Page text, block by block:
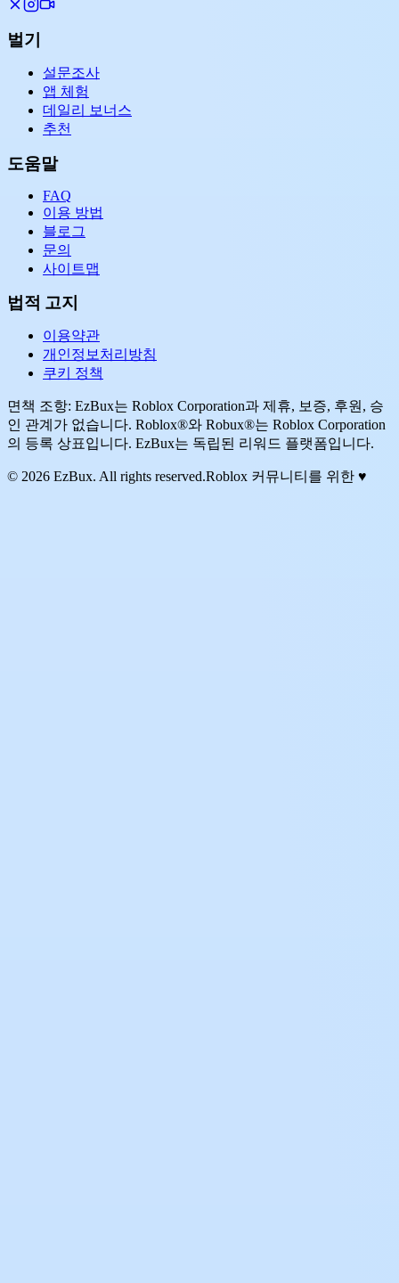
벌기
설문조사
앱 체험
데일리 보너스
추천
도움말
FAQ
이용 방법
블로그
문의
사이트맵
법적 고지
이용약관
개인정보처리방침
쿠키 정책
면책 조항: EzBux는 Roblox Corporation과 제휴, 보증, 후원, 승
인 관계가 없습니다. Roblox®와 Robux®는 Roblox Corporation
의 등록 상표입니다. EzBux는 독립된 리워드 플랫폼입니다.
© 2026 EzBux. All rights reserved.Roblox 커뮤니티를 위한 ♥